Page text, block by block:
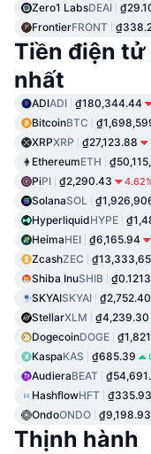
Zero1 LabsDEAI
FrontierFRONT
Tiền điện
nhất
ADIADI ₫180,344.44
BitcoinBTC
XRPXRP ₫27,123.88
EthereumETH
PiPI ₫2,290.43
SolanaSOL
HyperliquidHYPE
HeimaHEI ₫6,165.94
ZcashZEC
Shiba InuSHIB ₫0.1213
SKYAISKYAI ₫2,752.40
StellarXLM ₫4,239.30
DogecoinDOGE
KaspaKAS ₫685.39
AudieraBEAT
HashflowHFT ₫335.93
OndoONDO ₫9,198.93
Thịnh hành